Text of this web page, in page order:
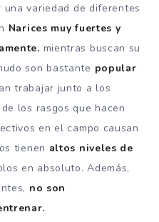
variedad de diferentes
Narices muy fuertes y
mientras buscan su
son bastante popular
trabajar junto a los
los rasgos que hacen
en el campo causan
tienen altos niveles de
en absoluto.Además,
no son